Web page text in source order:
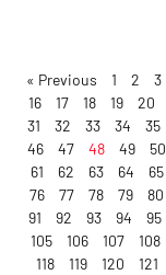
« Previous 1 2 3
16
17 18 19 20
31
32 33 34 35
46
47 48 49 50
61
62 63 64 65
76
77 78 79 80
91
92 93 94 95
105
106 107 108
118
119 120 121